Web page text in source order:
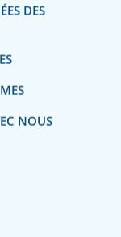
DES
NOUS